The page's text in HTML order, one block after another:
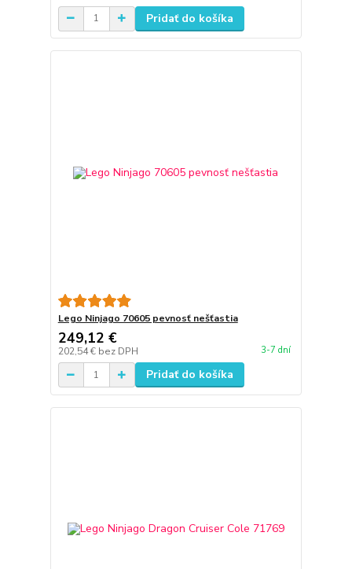
Pridať do košíka
Lego Ninjago 70605 pevnosť nešťastia
249,12 €
202,54 € bez DPH 3-7 dní
Pridať do košíka